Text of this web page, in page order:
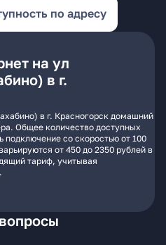
по адресу
на ул
в г.
в г. Красногорск домашний
Общее количество доступных
со скоростью от 100
от 450 до 2350 рублей в
тариф, учитывая